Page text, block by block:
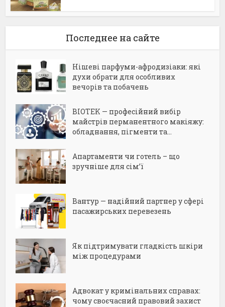
Последнее на сайте
Нішеві парфуми-афродизіаки: які
духи обрати для особливих
вечорів та побачень
BIOTEK — професійний вибір
майстрів перманентного макіяжу:
обладнання, пігменти та...
Апартаменти чи готель – що
зручніше для сім’ї
Вантур — надійний партнер у сфері
пасажирських перевезень
Як підтримувати гладкість шкіри
між процедурами
Адвокат у кримінальних справах:
чому своєчасний правовий захист